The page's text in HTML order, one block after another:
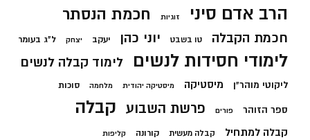
הרב אדם סיני זוגיות חכמת הנסתר
חכמת הקבלה טו בשבט יוני כהן יעקב יצחק ל"ג בעומר
לימודי חסידות לנשים לימוד קבלה לנשים
ליקוטי מוהר"ן מיסטיקה מיסטיקה יהודית מלחמה סוכות
ספר הזוהר פורים פרשת השבוע קבלה
קבלה למתחיל קבלה מעשית קורונה קליפות